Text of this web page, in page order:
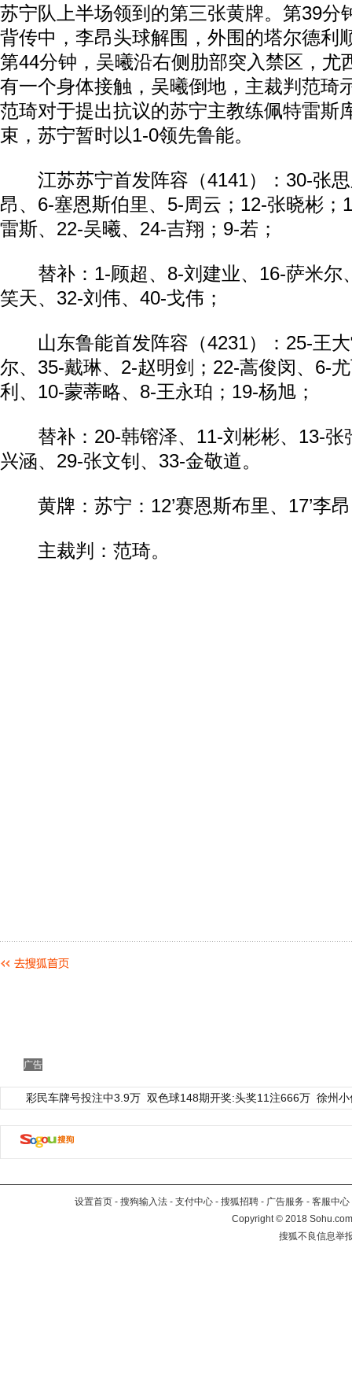
苏宁队上半场领到的第三张黄牌。第39分
背传中，李昂头球解围，外围的塔尔德利
第44分钟，吴曦沿右侧肋部突入禁区，尤
有一个身体接触，吴曦倒地，主裁判范琦
范琦对于提出抗议的苏宁主教练佩特雷斯
束，苏宁暂时以1-0领先鲁能。
江苏苏宁首发阵容（4141）：30-张思
昂、6-塞恩斯伯里、5-周云；12-张晓彬；
雷斯、22-吴曦、24-吉翔；9-若；
替补：1-顾超、8-刘建业、16-萨米尔
笑天、32-刘伟、40-戈伟；
山东鲁能首发阵容（4231）：25-王大
尔、35-戴琳、2-赵明剑；22-蒿俊闵、6-
利、10-蒙蒂略、8-王永珀；19-杨旭；
替补：20-韩镕泽、11-刘彬彬、13-张
兴涵、29-张文钊、33-金敬道。
黄牌：苏宁：12’赛恩斯布里、17’李昂
主裁判：范琦。
广告
彩民车牌号投注中3.9万 双色球148期开奖:头奖11注666万 徐州
设置首页 - 搜狗输入法 - 支付中心 - 搜狐招聘 - 广告服务 - 客服中心
Copyright©2018
搜狐不良信息举